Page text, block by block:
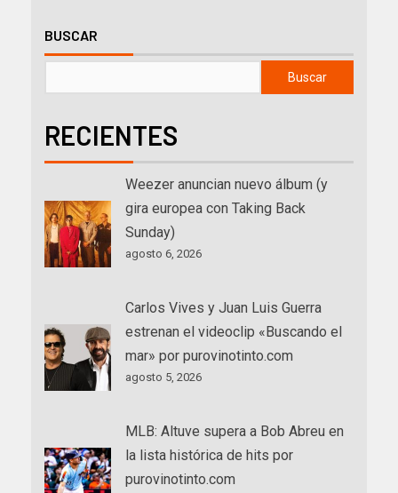
BUSCAR
Buscar
RECIENTES
Weezer anuncian nuevo álbum (y
gira europea con Taking Back
Sunday)
agosto 6, 2026
Carlos Vives y Juan Luis Guerra
estrenan el videoclip «Buscando el
mar» por purovinotinto.com
agosto 5, 2026
MLB: Altuve supera a Bob Abreu en
la lista histórica de hits por
purovinotinto.com